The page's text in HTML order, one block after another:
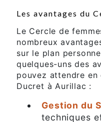
Les avantages du
Le Cercle de
nombreux
sur le plan
quelques-uns des
pouvez attendre en
Ducret à Aurillac :
Gestion du
techniques